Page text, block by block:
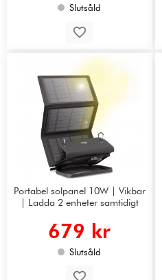
Slutsåld
Portabel solpanel 10W | Vikbar
| Ladda 2 enheter samtidigt
679 kr
Slutsåld